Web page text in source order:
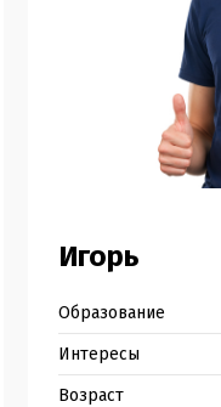
Игорь
Образование
Интересы
Возраст